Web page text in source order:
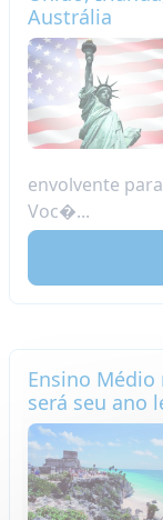
Austrália
envolvente
Voc�...
Ensino
será seu ano